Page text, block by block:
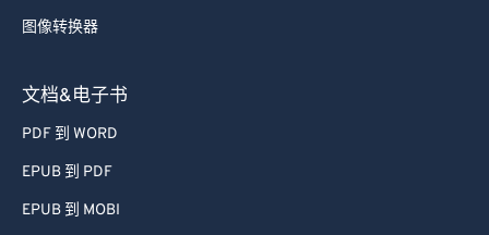
图像转换器
文档&电子书
PDF 到 WORD
EPUB 到 PDF
EPUB 到 MOBI